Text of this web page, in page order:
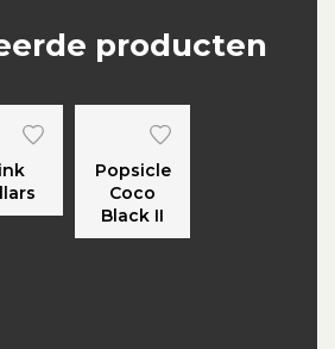
producten
Popsicle
Coco
Black II